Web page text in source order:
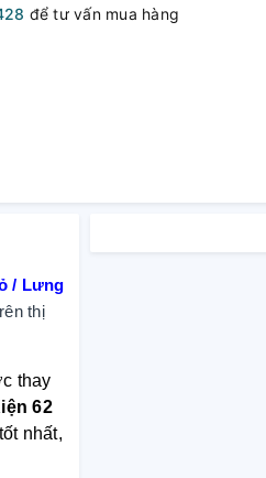
để tư vấn mua hàng
/ Lưng
thị
thay
62
nhất,